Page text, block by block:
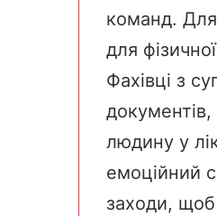
команд.
для
Фахівці з
людину у
емоційний
заходи, щоб